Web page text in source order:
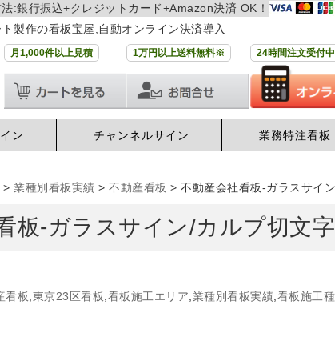
:銀行振込+クレジットカード+Amazon決済 OK！
製作の看板宝屋,自動オンライン決済導入
月1,000件以上見積 1万円以上送料無料※ 24時間注文受付中
ン チャンネルサイン 業務特注看板
> 業種別看板実績 > 不動産看板 > 不動産会社看板-ガラスサイ
板-ガラスサイン/カルプ切文
看板 東京23区看板 看板施工エリア 業種別看板実績 看板施工